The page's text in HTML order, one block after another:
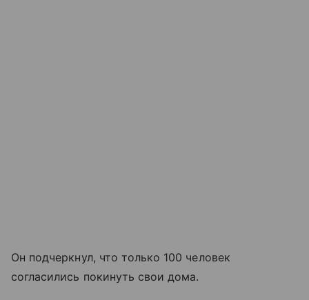
Он подчеркнул, что только 100 человек
согласились покинуть свои дома.